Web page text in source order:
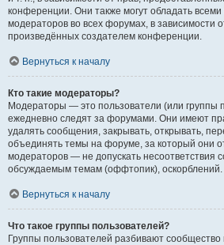
конференции. Они также могут обладать
модераторов во всех форумах, в зависимости
произведённых создателем конференции.
Вернуться к началу
Кто такие модераторы?
Модераторы — это пользователи (или группы
ежедневно следят за форумами. Они имеют
удалять сообщения, закрывать, открывать,
объединять темы на форуме, за который они
модераторов — не допускать несоответствия
обсуждаемым темам (оффтопик), оскорблений.
Вернуться к началу
Что такое группы пользователей?
Группы пользователей разбивают сообщество